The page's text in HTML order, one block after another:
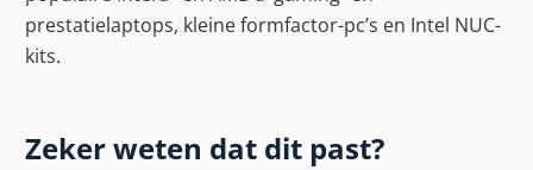
prestatielaptops, kleine formfactor-pc’s en Intel NUC-
kits.
Zeker weten dat dit past?